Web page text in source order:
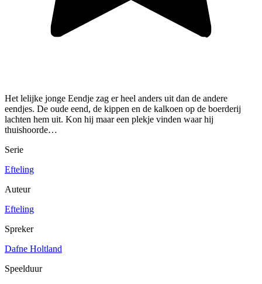
Het lelijke jonge Eendje zag er heel anders uit dan de andere
eendjes. De oude eend, de kippen en de kalkoen op de boerderij
lachten hem uit. Kon hij maar een plekje vinden waar hij
thuishoorde…
Serie
Efteling
Auteur
Efteling
Spreker
Dafne Holtland
Speelduur